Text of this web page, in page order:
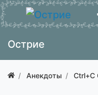
Острие
Анекдоты Ctrl+C